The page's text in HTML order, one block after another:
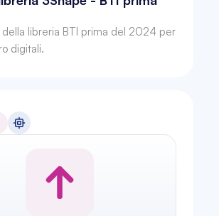
della libreria BTI prima del 2024 per
digitali.